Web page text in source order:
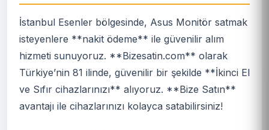
İstanbul Esenler bölgesinde, Asus Monitör satmak
isteyenlere **nakit ödeme** ile güvenilir alım
hizmeti sunuyoruz. **Bizesatin.com** olarak
Türkiye’nin 81 ilinde, güvenilir bir şekilde **İkinci El
ve Sıfır cihazlarınızı** alıyoruz. **Bize Satın**
avantajı ile cihazlarınızı kolayca satabilirsiniz!